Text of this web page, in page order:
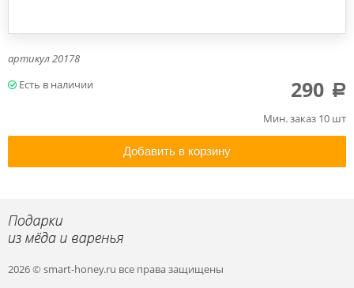
артикул20178
Мин. заказ 10 шт
290 a
Добавить в корзину
2026 © smart-honey.ru все права защищены